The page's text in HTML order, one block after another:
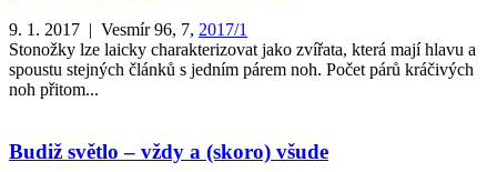
9. 1. 2017 | Vesmír 96, 7, 2017/1
Stonožky lze laicky charakterizovat jako zvířata, která mají hlavu a
spoustu stejných článků s jedním párem noh. Počet párů kráčivých
noh přitom...
Budiž světlo – vždy a (skoro) všude